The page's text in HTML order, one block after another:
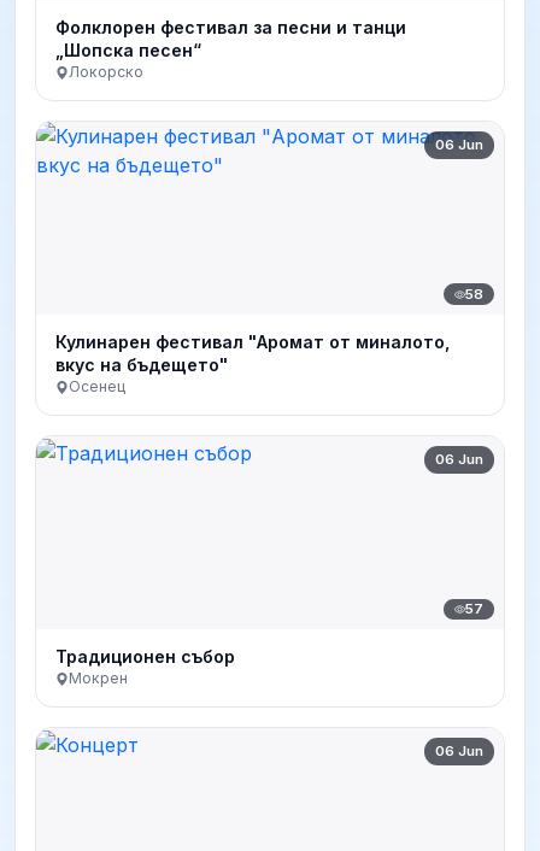
Фолклорен фестивал за песни и танци
„Шопска песен“
Локорско
06 Jun
58
Кулинарен фестивал "Аромат от миналото,
вкус на бъдещето"
Осенец
06 Jun
57
Традиционен събор
Мокрен
06 Jun